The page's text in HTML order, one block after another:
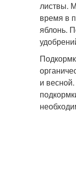
листвы.
время в
яблонь.
и